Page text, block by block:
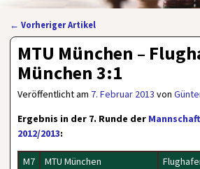
Artikelnavigation
← Vorheriger Artikel
MTU München –
München 3:1
Veröffentlicht am 7. Februar 2013 von
Ergebnis in der 7. Runde der
2012/2013:
M7 MTU München